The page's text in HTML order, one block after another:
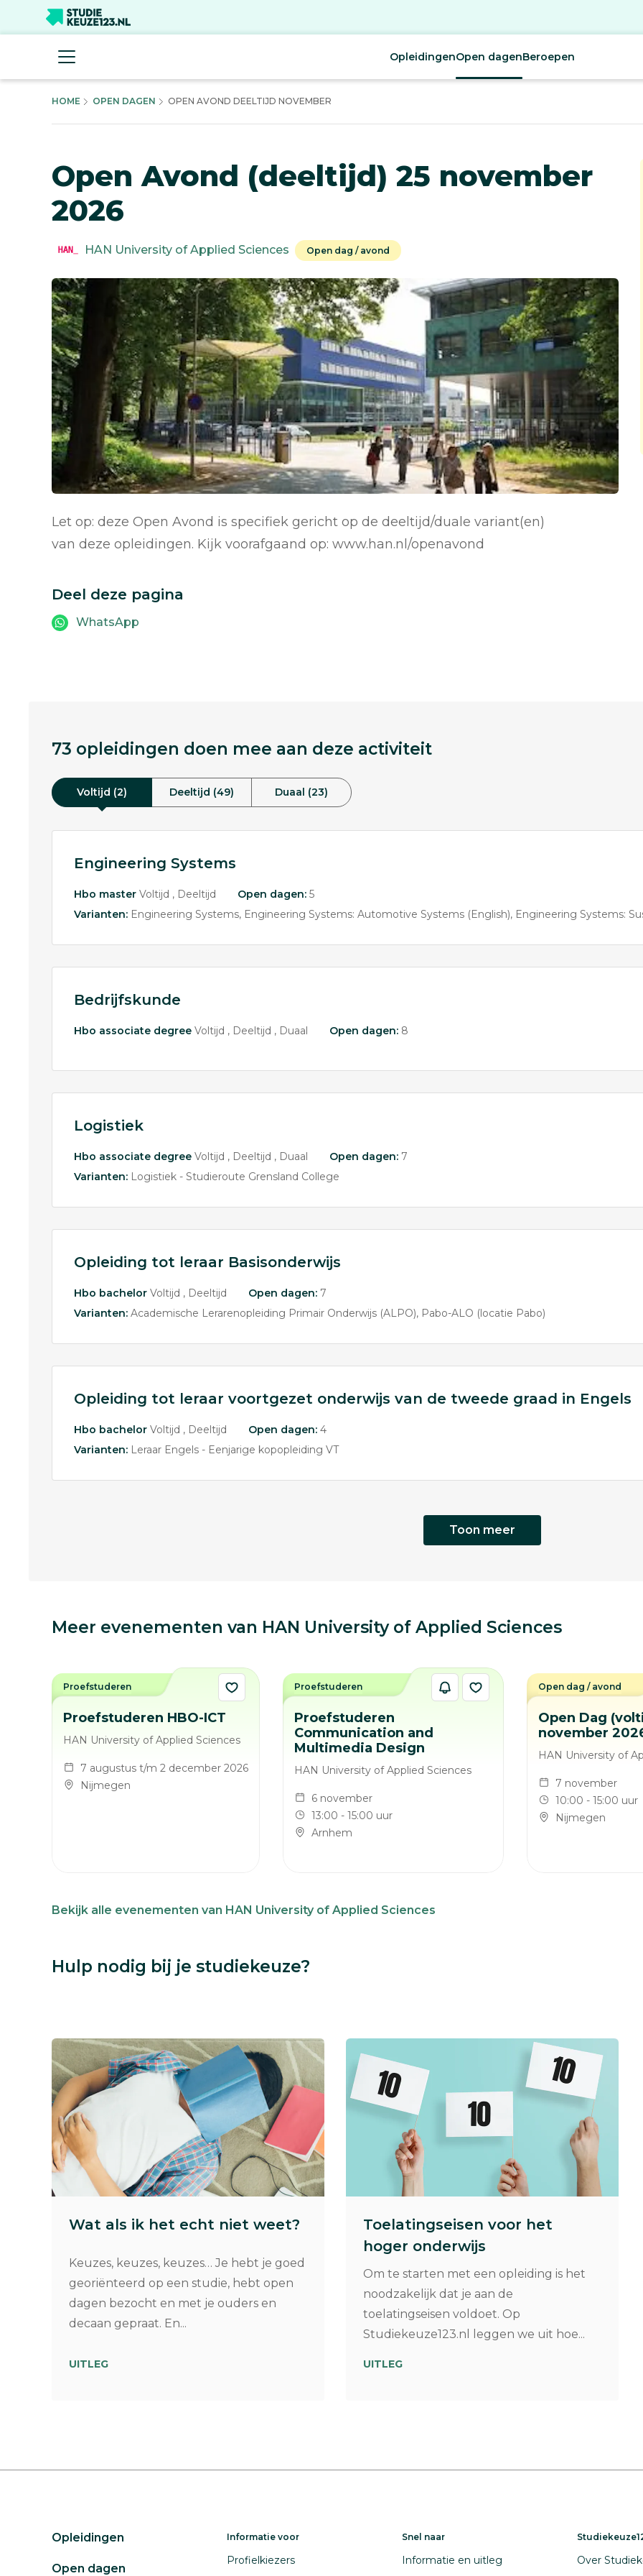
OpleidingenOpen dagenBeroepen
HOME OPEN DAGEN OPEN AVOND DEELTIJD NOVEMBER
Open Avond (deeltijd) 25 november
2026
HAN University of Applied Sciences Open dag / avond
Let op: deze Open Avond is specifiek gericht op de deeltijd/duale variant(en)
van deze opleidingen. Kijk voorafgaand op: www.han.nl/openavond
Deel deze pagina
WhatsApp
73 opleidingen doen mee aan deze activiteit
Voltijd (2) Deeltijd (49) Duaal (23)
Engineering Systems
Hbo master Voltijd Deeltijd Open dagen: 5
Varianten: Engineering Systems Engineering Systems: Automotive Systems (English) Engineering Systems: Sustainable
Bedrijfskunde
Hbo associate degree Voltijd Deeltijd Duaal Open dagen: 8
Logistiek
Hbo associate degree Voltijd Deeltijd Duaal Open dagen: 7
Varianten: Logistiek - Studieroute Grensland College
Opleiding tot leraar Basisonderwijs
Hbo bachelor Voltijd Deeltijd Open dagen: 7
Varianten: Academische Lerarenopleiding Primair Onderwijs (ALPO) Pabo-ALO (locatie Pabo)
Opleiding tot leraar voortgezet onderwijs van de tweede graad in Engels
Hbo bachelor Voltijd Deeltijd Open dagen: 4
Varianten: Leraar Engels - Eenjarige kopopleiding VT
Toon meer
Meer evenementen van HAN University of Applied Sciences
Proefstuderen HBO-ICT
HAN University of Applied Sciences
7 augustus t/m 2 december 2026
Nijmegen
Proefstuderen
Proefstuderen
Communication and
Multimedia Design
HAN University of Applied Sciences
6 november
13:00 - 15:00 uur
Arnhem
Proefstuderen
Open Dag
november
HAN University of
7 november
10:00 - 15:00 uur
Nijmegen
Open dag / avond
Bekijk alle evenementen van HAN University of Applied Sciences
Hulp nodig bij je studiekeuze?
Wat als ik het echt niet weet?
Keuzes, keuzes, keuzes… Je hebt je goed
georiënteerd op een studie, hebt open
dagen bezocht en met je ouders en
decaan gepraat. En...
UITLEG
Toelatingseisen voor het
hoger onderwijs
Om te starten met een opleiding is het
noodzakelijk dat je aan de
toelatingseisen voldoet. Op
Studiekeuze123.nl leggen we uit hoe...
UITLEG
Opleidingen
Open dagen
Informatie voor
Profielkiezers
Snel naar
Informatie en uitleg Over